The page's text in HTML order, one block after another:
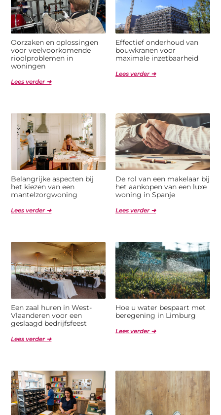
Oorzaken en oplossingen
voor veelvoorkomende
rioolproblemen in
woningen
Lees verder ➜
Effectief onderhoud van
bouwkranen voor
maximale inzetbaarheid
Lees verder ➜
Belangrijke aspecten bij
het kiezen van een
mantelzorgwoning
Lees verder ➜
De rol van een makelaar bij
het aankopen van een luxe
woning in Spanje
Lees verder ➜
Een zaal huren in West-
Vlaanderen voor een
geslaagd bedrijfsfeest
Lees verder ➜
Hoe u water bespaart met
beregening in Limburg
Lees verder ➜